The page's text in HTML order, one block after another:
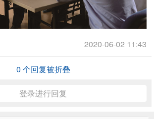
2020-06-02 11:43
0 个回复被折叠
登录进行回复